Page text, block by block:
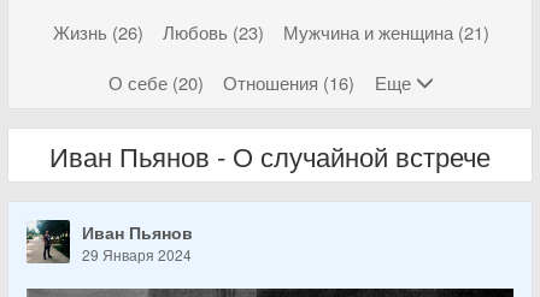
Жизнь (26)
Любовь (23)
Мужчина и женщина (21)
О себе (20)
Отношения (16) Еще
Иван Пьянов - О случайной встрече
Иван Пьянов
29 Января 2024